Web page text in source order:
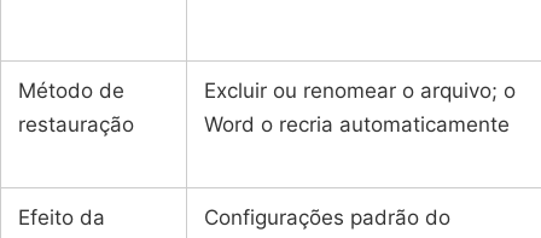
Método de
restauração
Excluir ou renomear o arquivo; o
Word o recria automaticamente
Efeito da
Configurações padrão do